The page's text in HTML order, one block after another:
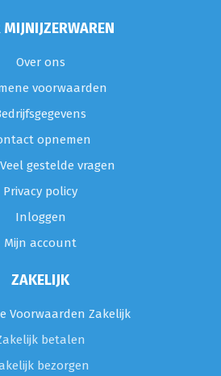
MIJNIJZERWAREN
Over ons
voorwaarden
opnemen
gestelde vragen
Privacy policy
Inloggen
Mijn account
ZAKELIJK
Voorwaarden Zakelijk
betalen
bezorgen